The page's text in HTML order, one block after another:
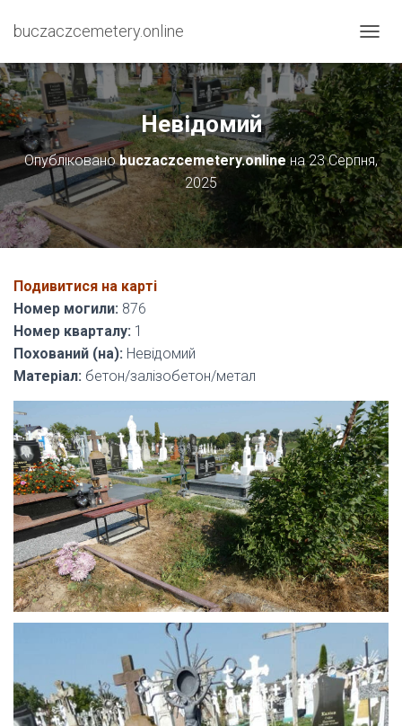
buczaczcemetery.online
Е
Р
Е
М
К
Н
У
Т
И
Н
А
В
Невідомий
Опублікованоbuczaczcemetery.onlineна23 Серпня,
2025
Подивитися на карті
Номер могили: 876
Номер кварталу: 1
Похований (на): Невідомий
Матеріал: бетон/залізобетон/метал